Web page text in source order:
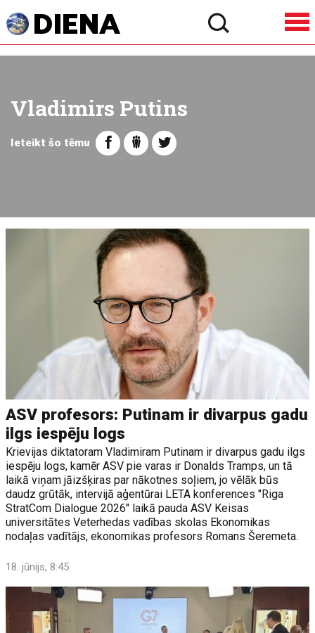
Vladimirs Putins
Ieteikt šo tēmu
ASV profesors: Putinam ir divarpus gadu
ilgs iespēju logs
Krievijas diktatoram Vladimiram Putinam ir divarpus gadu ilgs
iespēju logs, kamēr ASV pie varas ir Donalds Tramps, un tā
laikā viņam jāizšķiras par nākotnes soļiem, jo vēlāk būs
daudz grūtāk, intervijā aģentūrai LETA konferences "Riga
StratCom Dialogue 2026" laikā pauda ASV Keisas
universitātes Veterhedas vadības skolas Ekonomikas
nodaļas vadītājs, ekonomikas profesors Romans Šeremeta.
18. jūnijs, 8:45